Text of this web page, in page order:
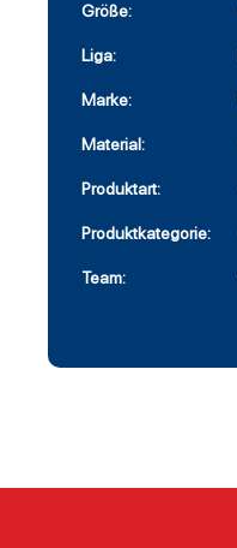
Größe:
Liga:
Marke:
Material:
Produktart:
Produktkategorie:
Team: